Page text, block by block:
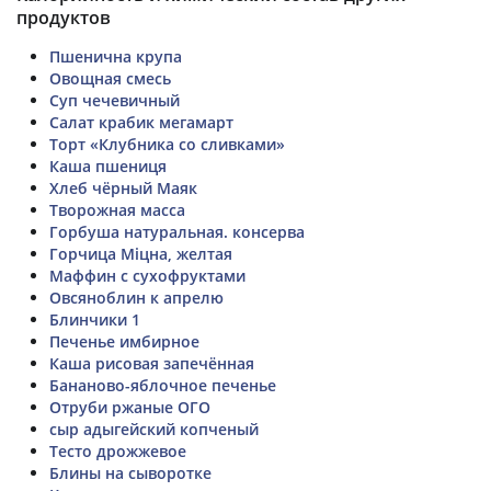
продуктов
Пшенична крупа
Овощная смесь
Суп чечевичный
Салат крабик мегамарт
Торт «Клубника со сливками»
Каша пшениця
Хлеб чёрный Маяк
Творожная масса
Горбуша натуральная. консерва
Горчица Міцна, желтая
Маффин с сухофруктами
Овсяноблин к апрелю
Блинчики 1
Печенье имбирное
Каша рисовая запечённая
Бананово-яблочное печенье
Отруби ржаные ОГО
сыр адыгейский копченый
Тесто дрожжевое
Блины на сыворотке